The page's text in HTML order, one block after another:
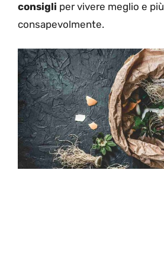
consigli per vivere meglio e più
consapevolmente.